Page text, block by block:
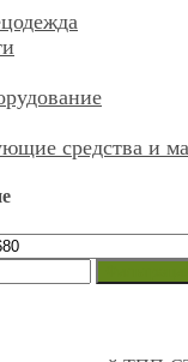
средства и